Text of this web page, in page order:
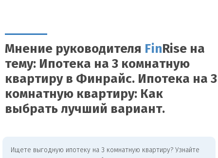
Мнение руководителя Fin Rise на
тему: Ипотека на 3 комнатную
квартиру в Финрайс. Ипотека на 3
комнатную квартиру: Как
выбрать лучший вариант.
Ищете выгодную ипотеку на 3 комнатную квартиру? Узнайте